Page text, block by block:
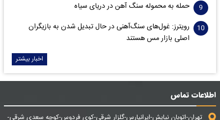
حمله به محموله سنگ آهن در دریای سیاه
رویترز: غول‌های سنگ‌آهنی‌ در حال تبدیل شدن به بازیگران
اصلی بازار مس هستند
اخبار بیشتر
اطلاعات تماس
تهران-اتوبان نیایش-ایرانپارس-گلزار شرقی-کوی فردوس-کوچه سعدی شرقی-